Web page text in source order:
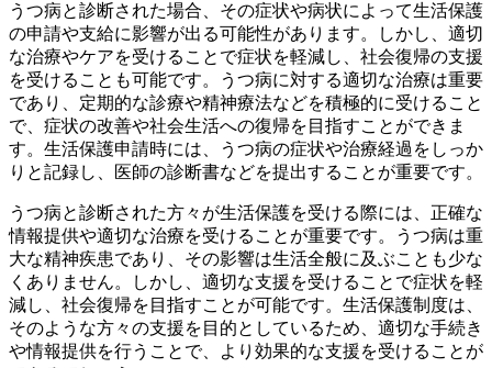
うつ病と診断された場合、その症状や病状によって生活保護
の申請や支給に影響が出る可能性があります。しかし、適切
な治療やケアを受けることで症状を軽減し、社会復帰の支援
を受けることも可能です。うつ病に対する適切な治療は重要
であり、定期的な診療や精神療法などを積極的に受けること
で、症状の改善や社会生活への復帰を目指すことができま
す。生活保護申請時には、うつ病の症状や治療経過をしっか
りと記録し、医師の診断書などを提出することが重要です。
うつ病と診断された方々が生活保護を受ける際には、正確な
情報提供や適切な治療を受けることが重要です。うつ病は重
大な精神疾患であり、その影響は生活全般に及ぶことも少な
くありません。しかし、適切な支援を受けることで症状を軽
減し、社会復帰を目指すことが可能です。生活保護制度は、
そのような方々の支援を目的としているため、適切な手続き
や情報提供を行うことで、より効果的な支援を受けることが